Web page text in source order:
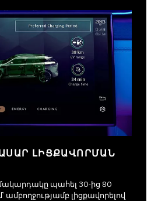
ԼԻՑՔԱՎՈՐՄԱՆ
պահել 30-ից 80
ամբողջությամբ լիցքավորելով